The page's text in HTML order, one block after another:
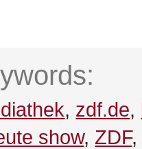
, zdf.de,
show, ZDF